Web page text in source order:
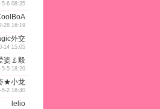
格 o
u
b
r
5-6 08:35
28 16:19
外交
14 15:05
姿￡毅
5-5 18:20
★小龙
5-2 16:40
lelio